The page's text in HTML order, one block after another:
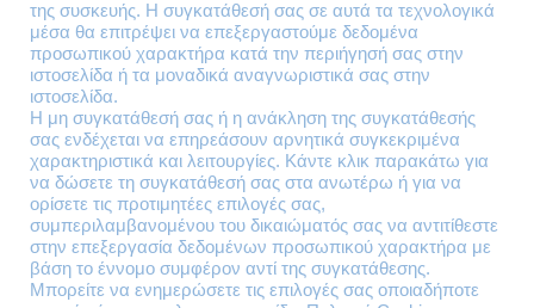
210 41 13 636
210 41 13 280
Διεύθυνση
Θηβών 220
Άγιος Ιωάννης
Ρέντης
Τ.Κ. 182 33
Email
της συσκευής. Η συγκατάθεσή σας σε αυτά τα τεχνολογικά
μέσα θα επιτρέψει να επεξεργαστούμε δεδομένα
προσωπικού χαρακτήρα κατά την περιήγησή σας στην
ιστοσελίδα ή τα μοναδικά αναγνωριστικά σας στην
ιστοσελίδα.
Η μη συγκατάθεσή σας ή η ανάκληση της συγκατάθεσής
σας ενδέχεται να επηρεάσουν αρνητικά συγκεκριμένα
χαρακτηριστικά και λειτουργίες. Κάντε κλικ παρακάτω για
να δώσετε τη συγκατάθεσή σας στα ανωτέρω ή για να
ορίσετε τις προτιμητέες επιλογές σας,
συμπεριλαμβανομένου του δικαιώματός σας να αντιτίθεστε
στην επεξεργασία δεδομένων προσωπικού χαρακτήρα με
βάση το έννομο συμφέρον αντί της συγκατάθεσης.
Μπορείτε να ενημερώσετε τις επιλογές σας οποιαδήποτε